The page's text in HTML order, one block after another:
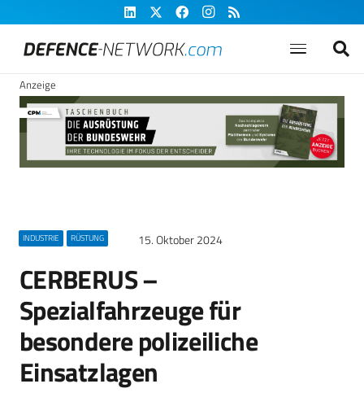
Anzeige
INDUSTRIE RÜSTUNG 15. Oktober 2024
CERBERUS –
Spezialfahrzeuge für
besondere polizeiliche
Einsatzlagen